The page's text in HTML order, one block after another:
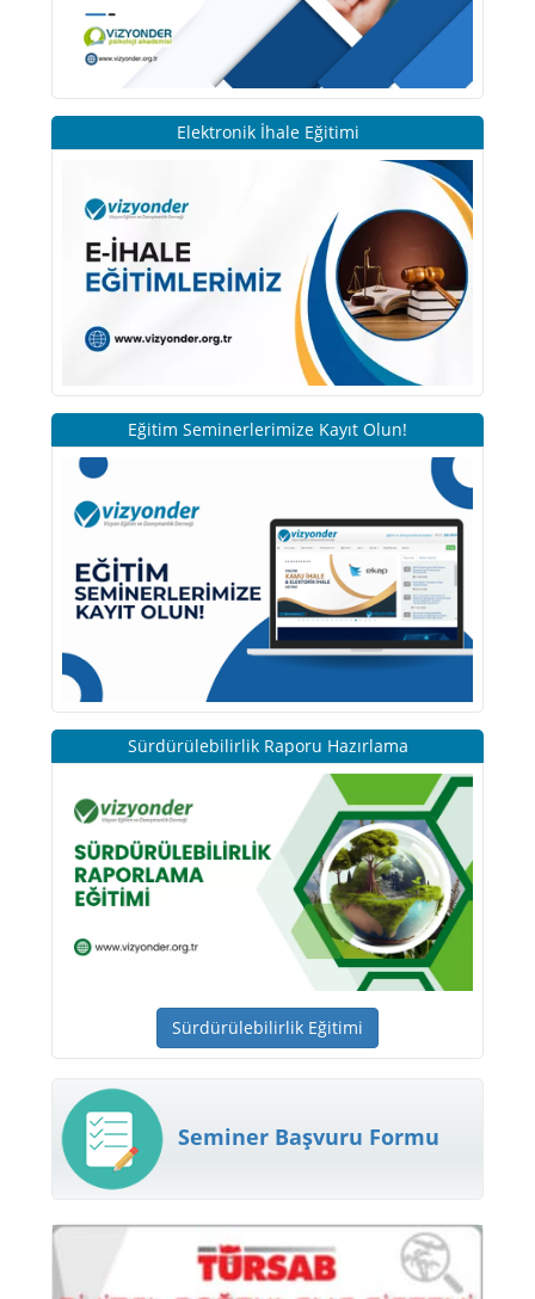
Elektronik İhale Eğitimi
Eğitim Seminerlerimize Kayıt Olun!
Sürdürülebilirlik Raporu Hazırlama
Sürdürülebilirlik Eğitimi
Seminer Başvuru Formu